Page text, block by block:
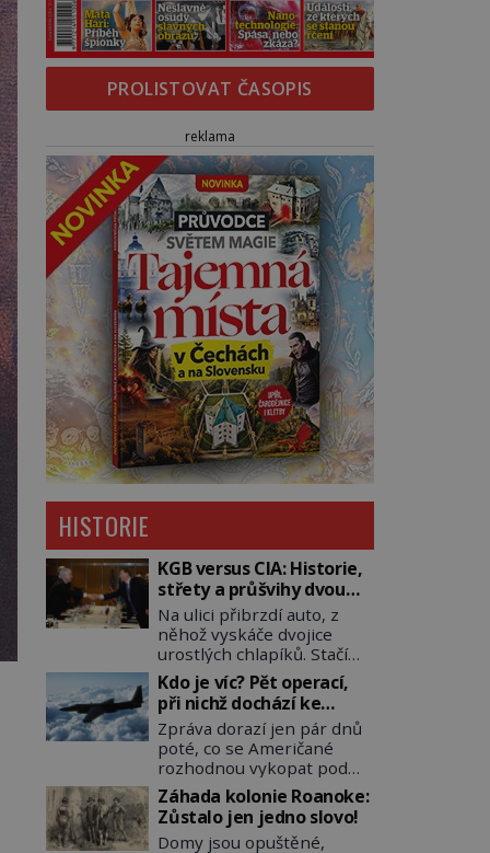
PROLISTOVAT ČASOPIS
reklama
HISTORIE
KGB versus CIA: Historie,
střety a průšvihy dvou
nejznámějších tajných
služeb historie
Na ulici přibrzdí auto, z
něhož vyskáče dvojice
urostlých chlapíků. Stačí
pár vteřin a už agresivně
buší na dveře. O další
okamžik později vlečou
nebožáka do auta, a pak už
ho nikdy nikdo nespatří.
Dostal se totiž do rukou
všemocné KGB. Jako
sourozenci, kteří si
nemohou přijít na jméno.
Kdo je víc? Pět operací,
při nichž dochází ke
střetu obou tajných
služeb
Zpráva dorazí jen pár dnů
poté, co se Američané
rozhodnou vykopat pod
východní částí Berlína
několik stovek metrů
dlouhý tunel. Sověti na
sobě nenechají nic znát a
Záhada kolonie Roanoke:
Zůstalo jen jedno slovo!
Domy jsou opuštěné,